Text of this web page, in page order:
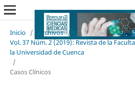
Inicio / Archivos /
Vol. 37 Núm. 2 (2019): Revista de la
la Universidad de Cuenca
/
Casos Clínicos